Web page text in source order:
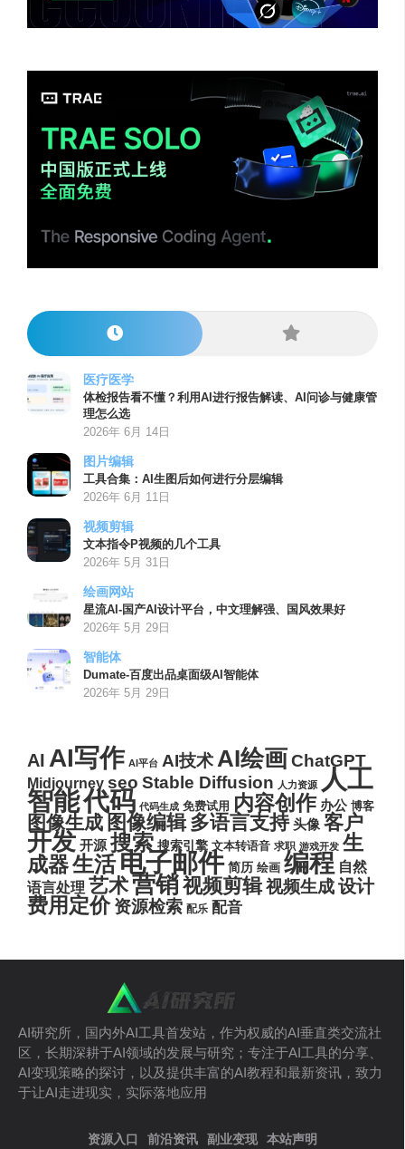
医疗医学
体检报告看不懂？利用AI进行报告解读、AI问诊与健康管
理怎么选
2026年 6月 14日
图片编辑
工具合集：AI生图后如何进行分层编辑
2026年 6月 11日
视频剪辑
文本指令P视频的几个工具
2026年 5月 31日
绘画网站
星流AI-国产AI设计平台，中文理解强、国风效果好
2026年 5月 29日
智能体
Dumate-百度出品桌面级AI智能体
2026年 5月 29日
AI AI写作 AI平台 AI技术AI绘画ChatGPT
Midjourney seo Stable Diffusion 人力资源 人工
智能代码 代码生成 免费试用 内容创作 办公 博客
图像生成 图像编辑 多语言支持 头像 客户
开发 开源 搜索 搜索引擎 文本转语音 求职 游戏开发 生
成器生活电子邮件 简历 绘画 编程 自然
语言处理 艺术营销视频剪辑视频生成设计
费用定价 资源检索 配乐 配音
AI研究所，国内外AI工具首发站，作为权威的AI垂直类交流社
区，长期深耕于AI领域的发展与研究；专注于AI工具的分享、
AI变现策略的探讨，以及提供丰富的AI教程和最新资讯，致力
于让AI走进现实，实际落地应用
资源入口 前沿资讯 副业变现 本站声明